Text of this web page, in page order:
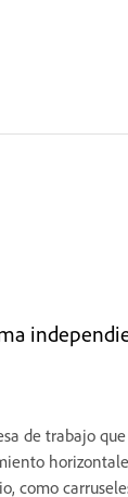
de trabajo que
como